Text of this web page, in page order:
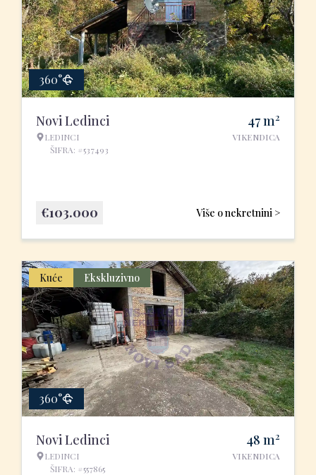
360°
Novi Ledinci
LEDINCI
ŠIFRA: #537493
47m2
VIKENDICA
Više o nekretnini >
€103.000
Kuće Ekskluzivno
360°
Novi Ledinci
LEDINCI
ŠIFRA: #557865
48 m2
VIKENDICA